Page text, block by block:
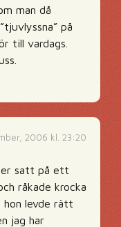
man då
på
till vardags.
2006 kl. 23:20
satt på ett
råkade krocka
hon levde rätt
jag har